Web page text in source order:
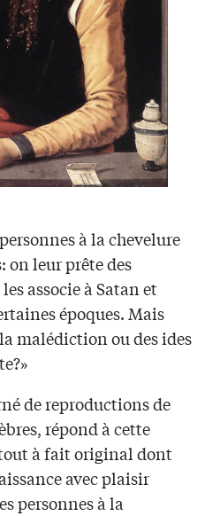
à la chevelure
on leur prête des
associe à Satan et
époques. Mais
malédiction ou des ides
de reproductions de
répond à cette
à fait original dont
avec plaisir
personnes à la